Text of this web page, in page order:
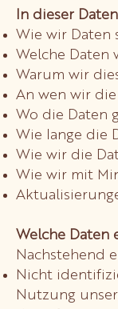
In dieser
Wie wir Daten
Welche Daten
Warum wir
An wen wir
Wo die Daten
Wie lange die
Wie wir die
Wie wir mit
Welche Daten
Nachstehend
Nicht
Nutzung